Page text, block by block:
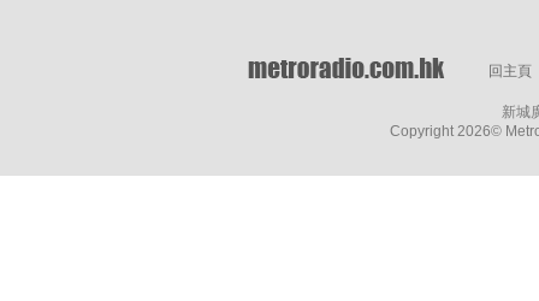
回主頁
新城
Copyright 2026©